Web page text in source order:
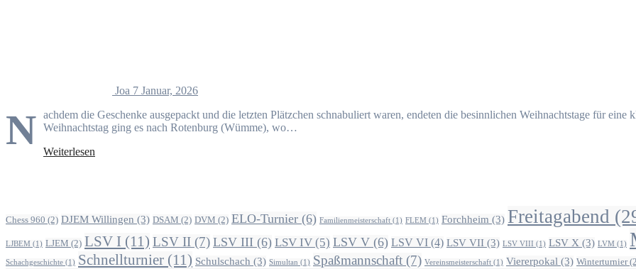
Joa 7 Januar, 2026
N achdem die Geschenke ausgepackt und die letzten Plätzchen schnabuliert waren, endeten die besinnlichen Weihnachtstage für
Weihnachtstag ging es nach Rotenburg (Wümme), wo…
Weiterlesen
Chess 960 (2) DJEM Willingen (3) DSAM (2) DVM (2) ELO-Turnier (6) Familienmeisterschaft (1) FLEM (1) Forchheim (3) Freitagabend
LJBEM (1) LJEM (2) LSV I (11) LSV II (7) LSV III (6) LSV IV (5) LSV V (6) LSV VI (4) LSV VII (3) LSV VIII (1) LSV X (3) LVM (1)
Schachgeschichte (1) Schnellturnier (11) Schulschach (3) Simultan (1) Spaßmannschaft (7) Vereinsmeisterschaft (1) Viererpokal (3) Winterturnier